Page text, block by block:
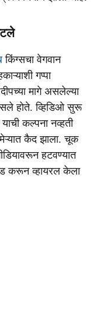
किंग्सचा वेगवान
गप्पा
मागे असलेल्या
होते. व्हिडिओ सुरू
कल्पना नव्हती
कैद झाला. चूक
हटवण्यात
करून व्हायरल केला